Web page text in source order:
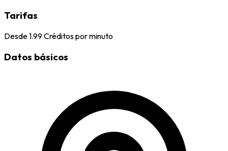
Tarifas
Desde1.99Créditos por minuto
Datos básicos